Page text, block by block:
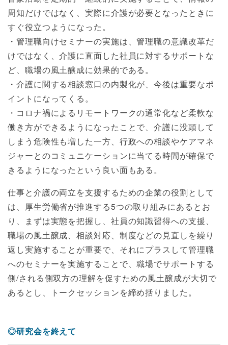
周知だけではなく、実際に介護が必要となったときに
すぐ役立つようになった。
・管理職向けセミナーの実施は、管理職の意識改革だ
けではなく、介護に直面した社員に対するサポートな
ど、職場の風土醸成に効果的である。
・介護に関する相談窓口の内製化が、今後は重要なポ
イントになってくる。
・コロナ禍によるリモートワークの通常化など柔軟な
働き方ができるようになったことで、介護に没頭して
しまう危険性も増した一方、行政への相談やケアマネ
ジャーとのコミュニケーションに当てる時間が確保で
きるようになったという良い面もある。
仕事と介護の両立を支援するための企業の役割として
は、厚生労働省が推進する5つの取り組みにあるとお
り、まずは実態を把握し、社員の知識習得への支援、
職場の風土醸成、相談対応、制度などの見直しを繰り
返し実施することが重要で、それにプラスして管理職
へのセミナーを実施することで、職場でサポートする
側/される側双方の理解を促すための風土醸成が大切で
あるとし、トークセッションを締め括りました。
◎研究会を終えて